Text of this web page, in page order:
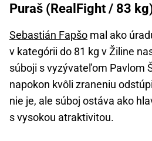
Puraš (RealFight / 83
Sebastián Fapšo mal ako
v kategórii do 81 kg v Žiline
súboji s vyzývateľom Pavlom
napokon kvôli zraneniu
nie je, ale súboj ostáva ako
s vysokou atraktivitou.